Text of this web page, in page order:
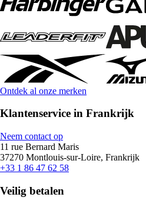
Ontdek al onze merken
Klantenservice in Frankrijk
Neem contact op
11 rue Bernard Maris
37270 Montlouis-sur-Loire, Frankrijk
+33 1 86 47 62 58
Veilig betalen